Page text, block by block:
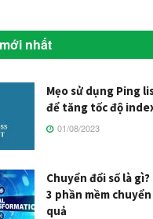
nhất
Mẹo sử dụng Ping
để tăng tốc độ
01/08/2023
Chuyển đổi số là
3 phần mềm
quả